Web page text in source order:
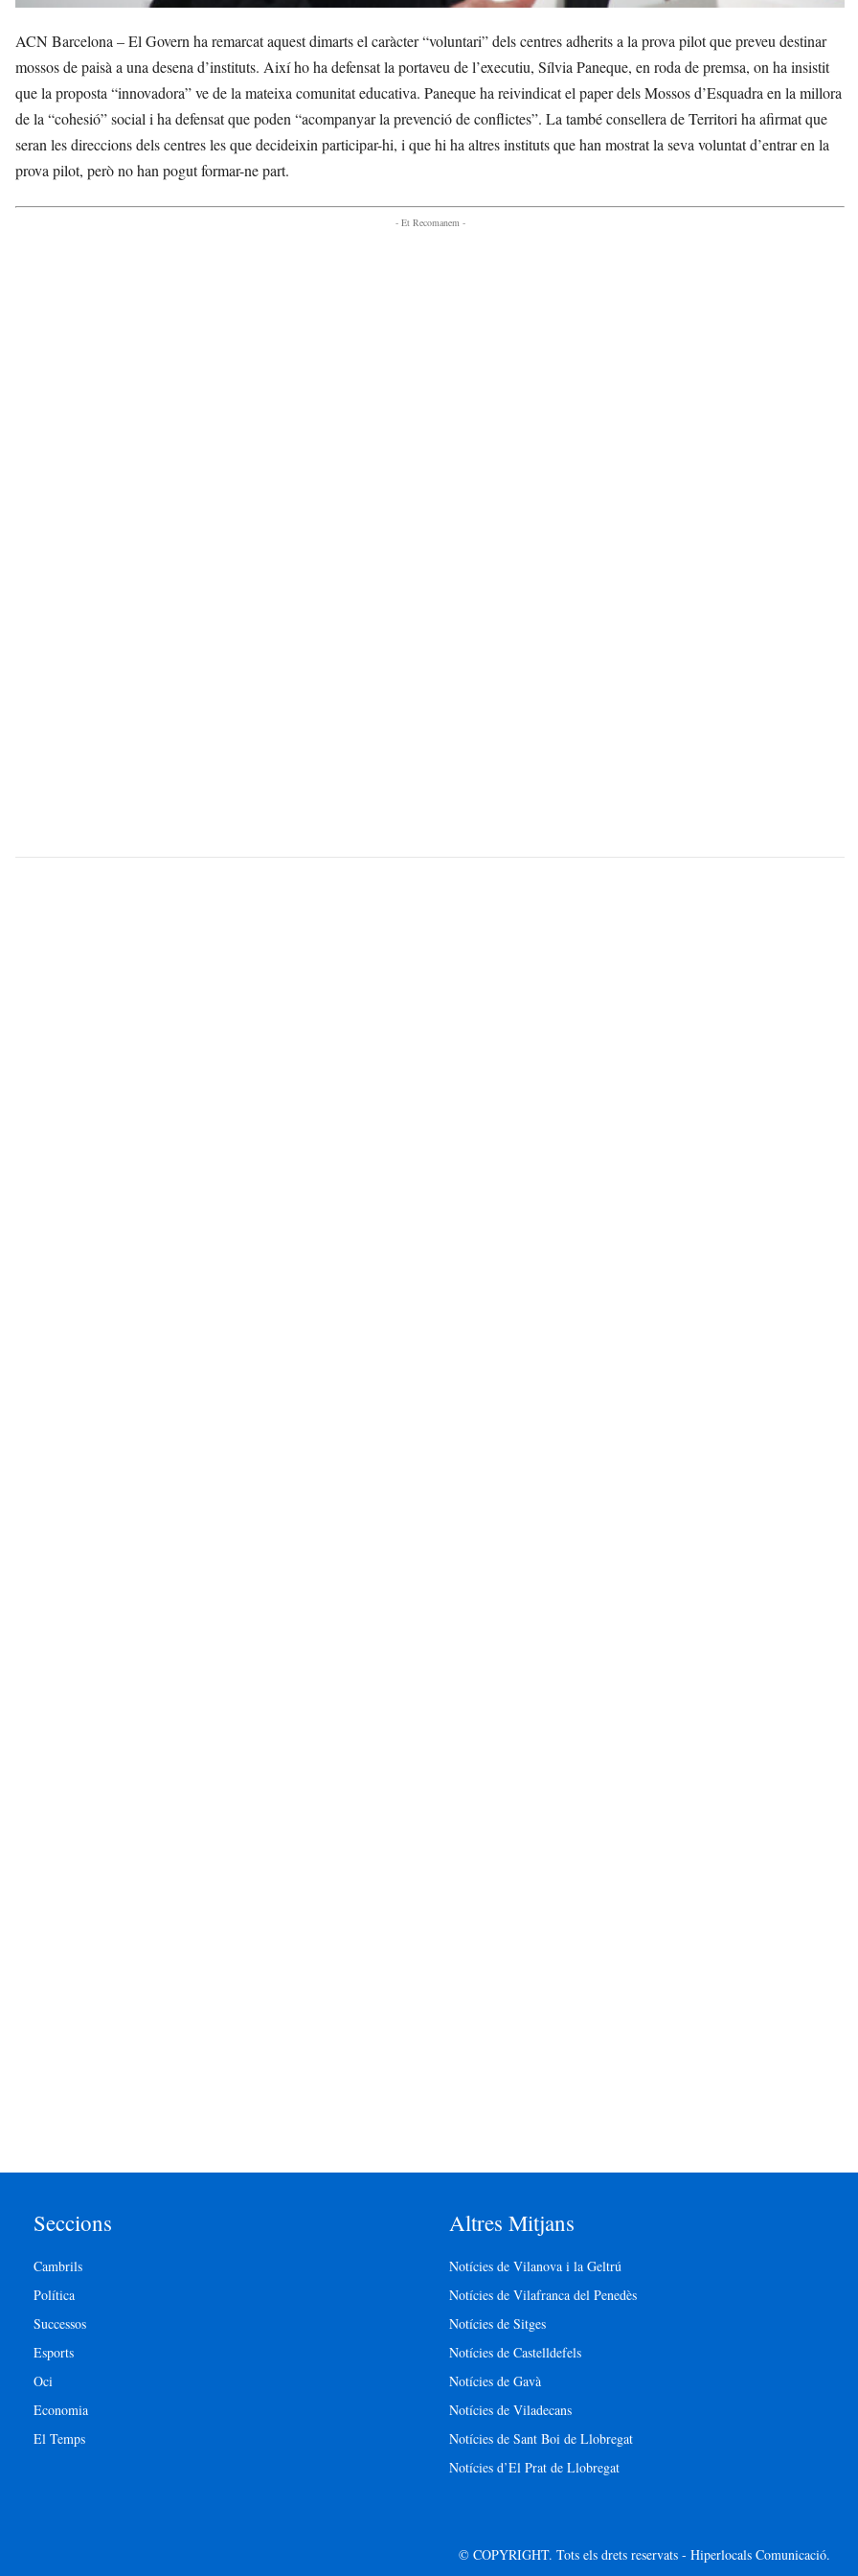
ACN Barcelona – El Govern ha remarcat aquest dimarts el caràcter “voluntari” dels centres adherits a la prova pilot que preveu destinar
mossos de paisà a una desena d’instituts. Així ho ha defensat la portaveu de l’executiu, Sílvia Paneque, en roda de premsa, on ha insistit
que la proposta “innovadora” ve de la mateixa comunitat educativa. Paneque ha reivindicat el paper dels Mossos d’Esquadra en la millora
de la “cohesió” social i ha defensat que poden “acompanyar la prevenció de conflictes”. La també consellera de Territori ha afirmat que
seran les direccions dels centres les que decideixin participar-hi, i que hi ha altres instituts que han mostrat la seva voluntat d’entrar en la
prova pilot, però no han pogut formar-ne part.
- Et Recomanem -
Seccions
Cambrils
Política
Successos
Esports
Oci
Economia
El Temps
Altres Mitjans
Notícies de Vilanova i la Geltrú
Notícies de Vilafranca del Penedès
Notícies de Sitges
Notícies de Castelldefels
Notícies de Gavà
Notícies de Viladecans
Notícies de Sant Boi de Llobregat
Notícies d’El Prat de Llobregat
© COPYRIGHT. Tots els drets reservats - Hiperlocals Comunicació.